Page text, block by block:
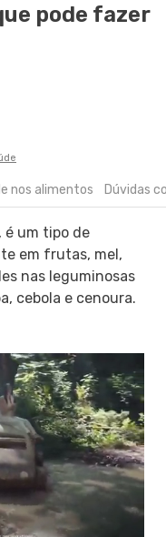
pode fazer
nos alimentos Dúvidas
é um tipo de
em frutas, mel,
nas leguminosas
cebola e cenoura.